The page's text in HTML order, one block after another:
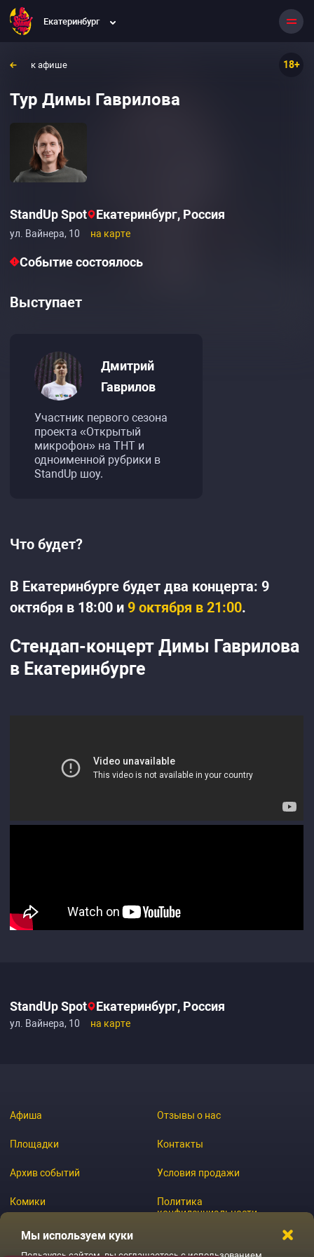
Екатеринбург
к афише 18+
Тур Димы Гаврилова
StandUp Spot Екатеринбург, Россия
ул. Вайнера, 10 на карте
Событие состоялось
Выступает
Дмитрий
Гаврилов
Участник первого сезона
проекта «Открытый
микрофон» на ТНТ и
одноименной рубрики в
StandUp шоу.
Что будет?
В Екатеринбурге будет два концерта: 9
октября в 18:00 и 9 октября в 21:00.
Стендап-концерт Димы Гаврилова
в Екатеринбурге
StandUp Spot Екатеринбург, Россия
ул. Вайнера, 10 на карте
Афиша
Площадки
Архив событий
Комики
Журнал
Отзывы о нас
Контакты
Условия продажи
Политика
конфиденциальности
Мы используем куки